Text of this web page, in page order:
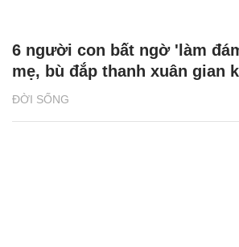
ĐỜI SỐNG
6 người con bất ngờ 'làm
mẹ, bù đắp thanh xuân gian